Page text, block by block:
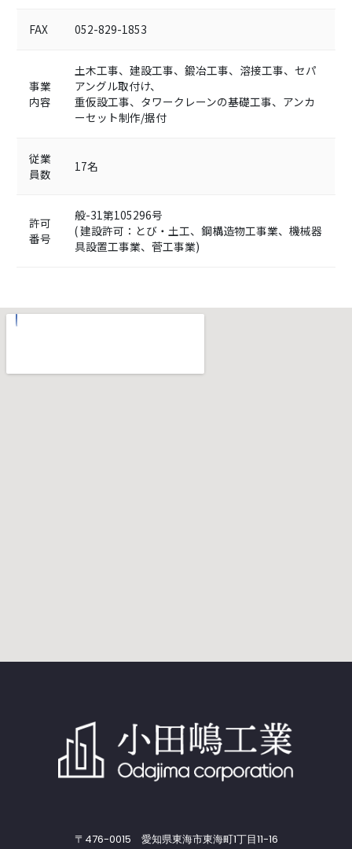
FAX 052-829-1853
事業
内容
土木工事、建設工事、鍛冶工事、溶接工事、セパ
アングル取付け、
重仮設工事、タワークレーンの基礎工事、アンカ
ーセット制作/据付
従業
員数
17名
許可
番号
般-31第105296号
( 建設許可：とび・土工、鋼構造物工事業、機械器
具設置工事業、菅工事業)
〒476-0015 愛知県東海市東海町1丁目11-16